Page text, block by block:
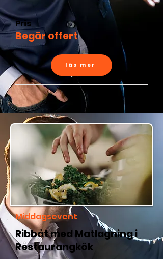
Pris
Begär offert
läs mer
Middagsevent
Ribbåt med Matlagning i
Restaurangkök